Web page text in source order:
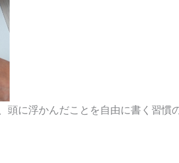
頭に浮かんだことを自由に書く習慣